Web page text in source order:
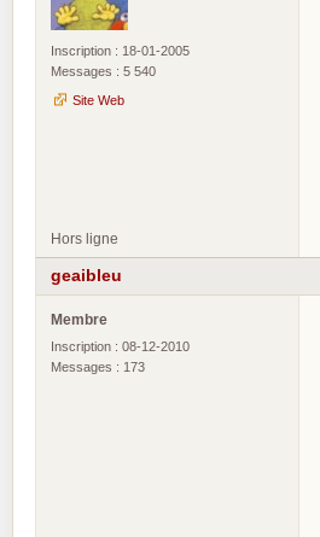
Inscription : 18-01-2005
Messages : 5 540
Site Web
Hors ligne
geaibleu
Membre
Inscription : 08-12-2010
Messages : 173